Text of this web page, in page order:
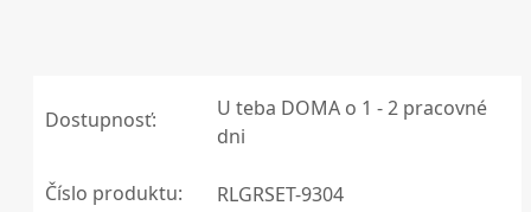
Dostupnosť:
U teba DOMA o 1 - 2 pracovné
dni
Číslo produktu: RLGRSET-9304